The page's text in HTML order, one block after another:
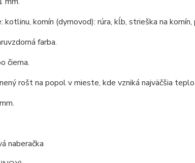
kotlinu, komín (dymovod): rúra, kĺb, strieška na
farba.
čierna.
rošt na popol v mieste, kde vzniká najväčšia
naberačka